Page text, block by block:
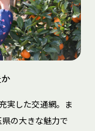
実した交通網。ま
の大きな魅力で